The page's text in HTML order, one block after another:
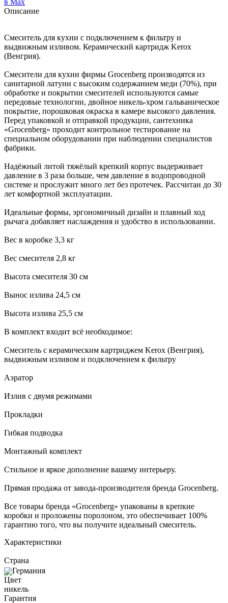
в Max
Описание
Смеситель для кухни с подключением к фильтру и
выдвижным изливом. Керамический картридж Kerox
(Венгрия).
Смесители для кухни фирмы Grocenberg производятся из
санитарной латуни с высоким содержанием меди (70%), при
обработке и покрытии смесителей используются самые
передовые технологии, двойное никель-хром гальваническое
покрытие, порошковая окраска в камере высокого давления.
Перед упаковкой и отправкой продукции, сантехника
«Grocenberg» проходит контрольное тестирование на
специальном оборудовании при наблюдении специалистов
фабрики.
Надёжный литой тяжёлый крепкий корпус выдерживает
давление в 3 раза больше, чем давление в водопроводной
системе и прослужит много лет без протечек. Рассчитан до 30
лет комфортной эксплуатации.
Идеальные формы, эргономичный дизайн и плавный ход
рычага добавляет наслаждения и удобство в использовании.
Вес в коробке 3,3 кг
Вес смесителя 2,8 кг
Высота смесителя 30 см
Вынос излива 24,5 см
Высота излива 25,5 см
В комплект входит всё необходимое:
Смеситель с керамическим картриджем Kerox (Венгрия),
выдвижным изливом и подключением к фильтру
Аэратор
Излив с двумя режимами
Прокладки
Гибкая подводка
Монтажный комплект
Стильное и яркое дополнение вашему интерьеру.
Прямая продажа от завода-производителя бренда Grocenberg.
Все товары бренда «Grocenberg» упакованы в крепкие
коробки и проложены поролоном, это обеспечивает 100%
гарантию того, что вы получите идеальный смеситель.
Характеристики
Страна
Германия
Цвет
никель
Гарантия